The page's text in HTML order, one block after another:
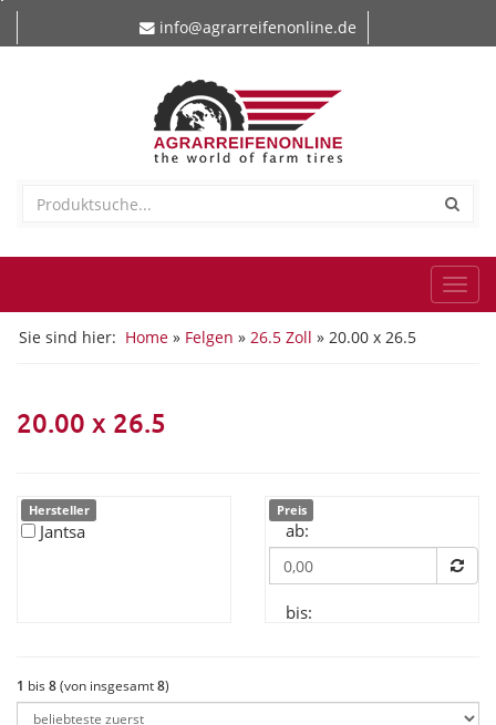
info@agrarreifenonline.de
Sie sind hier: Home » Felgen » 26.5 Zoll » 20.00 x 26.5
20.00 x 26.5
Hersteller
Jantsa
Preis
ab:
bis:
1 bis 8(von insgesamt8)